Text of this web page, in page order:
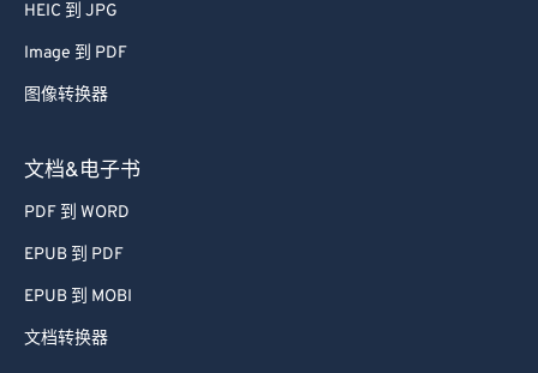
HEIC 到 JPG
Image 到 PDF
图像转换器
文档&电子书
PDF 到 WORD
EPUB 到 PDF
EPUB 到 MOBI
文档转换器